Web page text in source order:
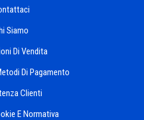
Siamo
Di Vendita
Di Pagamento
Clienti
E Normativa